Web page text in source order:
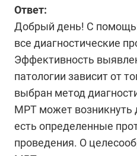
Ответ:
Добрый день! С
все диагностические
Эффективность
патологии зависит от
выбран метод
МРТ может возникнуть
есть определенные
проведения. О